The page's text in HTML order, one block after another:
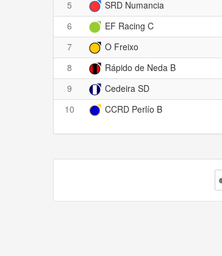
5
SRD Numancia
6
EF Racing C
7
O Freixo
8
Rápido de Neda B
9
Cedeira SD
10
CCRD Perlío B